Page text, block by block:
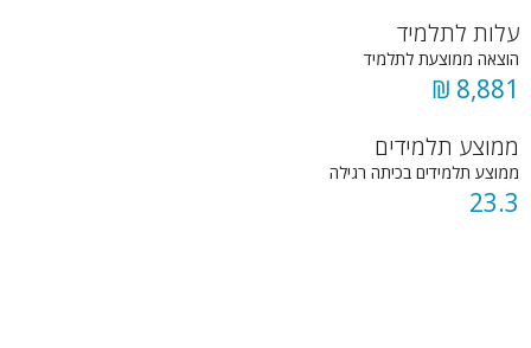
עלות לתלמיד
הוצאה ממוצעת לתלמיד
8,881 ₪
ממוצע תלמידים
ממוצע תלמידים בכיתה רגילה
23.3